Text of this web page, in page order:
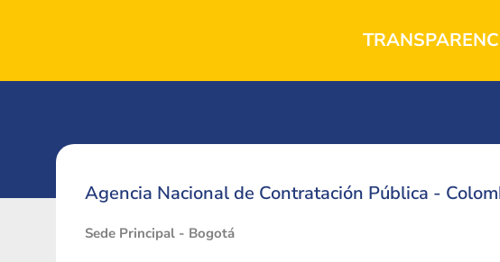
Agencia Nacional de Contratación Pública -
Sede Principal - Bogotá